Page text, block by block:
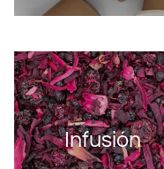
Infusión